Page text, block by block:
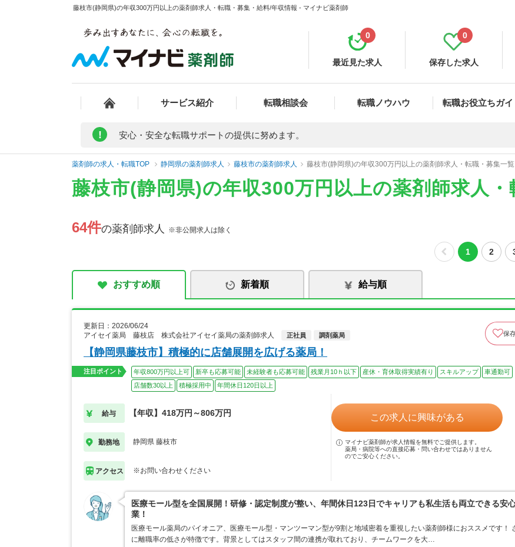
藤枝市(静岡県)の年収300万円以上の薬剤師求人・転職・募集・給料/年収情報 - マイナビ薬剤師
最近見た求人
0
保存した求人
0
サービス紹介 転職相談会 転職ノウハウ 転職お役立ちガイ
! 安心・安全な転職サポートの提供に努めます。
薬剤師の求人・転職TOP 静岡県の薬剤師求人 藤枝市の薬剤師求人 藤枝市(静岡県)の年収300万円以上の薬剤師求人・転職・募集一覧
藤枝市(静岡県)の年収300万円以上の薬剤師求人・
64件の薬剤師求人 ※非公開求人は除く
1 2
おすすめ順 新着順 給与順
更新日：2026/06/24
アイセイ薬局 藤枝店 株式会社アイセイ薬局の薬剤師求人
正社員 調剤薬局 保
【静岡県藤枝市】積極的に店舗展開を広げる薬局！
注目ポイント 年収800万円以上可 新卒も応募可能 未経験者も応募可能 残業月10ｈ以下 産休・育休取得実績有り スキルアップ
車通勤可
店舗数30以上
積極採用中 年間休日120日以上
給与 【年収】418万円～806万円
勤務地 静岡県 藤枝市
アクセス ※お問い合わせください
この求人に興味がある
マイナビ薬剤師が求人情報を無料でご提供します。
薬局・病院等への直接応募・問い合わせではありません
のでご安心ください。
医療モール型を全国展開！研修・認定制度が整い、年間休日123日でキャリアも私生活も両立できる安
業！
医療モール薬局のパイオニア、医療モール型・マンツーマン型が9割と地域密着を重視したい薬剤師様におススメです！
に離職率の低さが特徴です。背景としてはスタッフ間の連携が取れており、チームワークを大…